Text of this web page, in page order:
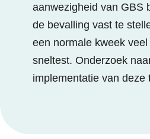
aanwezigheid van GBS
de bevalling vast te
een normale kweek
sneltest. Onderzoek
implementatie van deze